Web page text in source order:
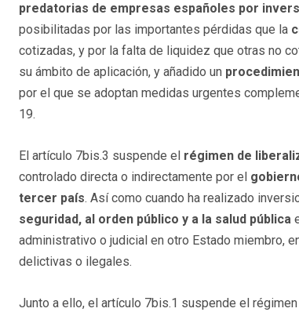
predatorias de empresas españoles por
posibilitadas por las importantes pérdidas que la
cotizadas, y por la falta de liquidez que otras no
su ámbito de aplicación, y añadido un
por el que se adoptan medidas urgentes
19.
El artículo 7bis.3 suspende el régimen de
controlado directa o indirectamente por el
tercer país. Así como cuando ha realizado
seguridad, al orden público y a la salud pública
administrativo o judicial en otro Estado miembro,
delictivas o ilegales.
Junto a ello, el artículo 7bis.1 suspende el